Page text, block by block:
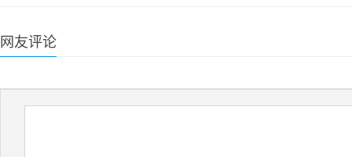
网友评论